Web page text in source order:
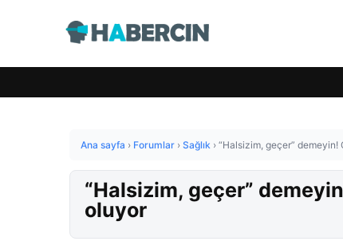
Ana sayfa › Forumlar › Sağlık › “Halsizim, geçer” demeyin!
“Halsizim, geçer”
oluyor